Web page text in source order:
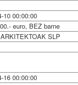
10 00:00:00
euro, BEZ barne
SLP
16 00:00:00